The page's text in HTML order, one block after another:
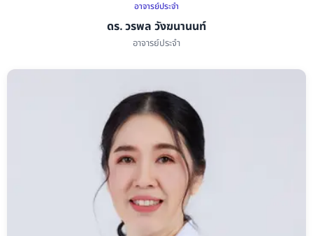
อาจารย์ประจำ
ดร. วรพล วังฆนานนท์
ดร. วรพล วังฆนานนท์
อาจารย์ประจำ